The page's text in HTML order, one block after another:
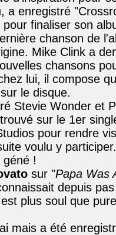
a enregistré
finaliser son
chanson de
Mike Clink a
chansons
lui, il compose
le disque.
Stevie Wonder et
sur le 1er
pour rendre
voulu y
géné !
sur "Papa Was
depuis
plus soul que
mais a été